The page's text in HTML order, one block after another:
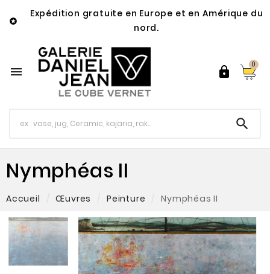

Expédition gratuite en Europe et en Amérique du
nord.
 
0

Nymphéas II
Accueil Œuvres Peinture Nymphéas II